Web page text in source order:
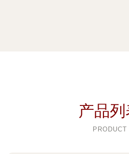
产品列
PRODUCT